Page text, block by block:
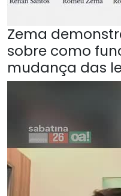
Zema
sobre como
mudança das